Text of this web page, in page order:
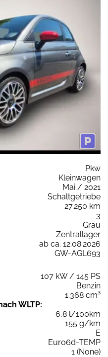
Pkw
Kleinwagen
Mai / 2021
Schaltgetriebe
27.250 km
3
Grau
Zentrallager
ab ca. 12.08.2026
GW-AGL693
107 kW / 145 PS
Benzin
1.368 cm³
WLTP:
6,8 l/100km
155 g/km
E
Euro6d-TEMP
1 (None)